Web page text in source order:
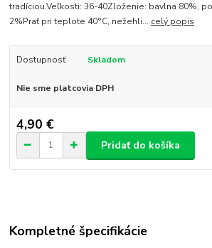
tradíciou.Veľkosti: 36-40Zloženie: bavlna 80%,
2%Prať pri teplote 40°C, nežehli... celý popis
Dostupnosť Skladom
Nie sme platcovia DPH
4,90 €
Pridať do košíka
Kompletné špecifikácie